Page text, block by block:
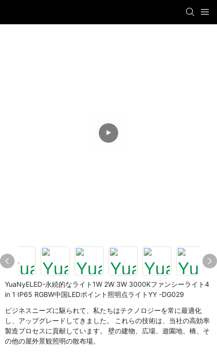
YuaNyELED-永続的なライト1W 2W 3W 3000Kファンシーライト4
in 1 IP65 RGBW中国LEDポイント照明点ライトYY -DG029
ビジネスニーズに駆られて、私たちはテクノロジーを常に最適化
し、アップグレードしてきました。 これらの技術は、当社の高効率
製造プロセスに貢献しています。 壁の建物、広場、遊園地、橋、そ
の他の屋外景観照明の散布場。